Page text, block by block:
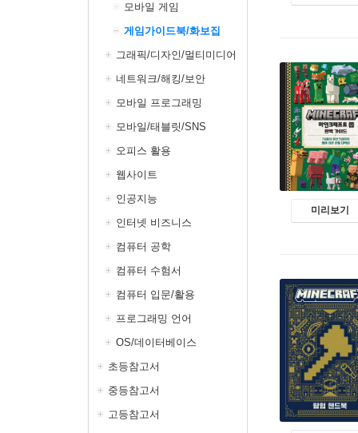
모바일 게임
게임가이드북/화보집
그래픽/디자인/멀티미디어
네트워크/해킹/보안
모바일 프로그래밍
모바일/태블릿/SNS
오피스 활용
웹사이트
인공지능
인터넷 비즈니스
컴퓨터 공학
컴퓨터 수험서
컴퓨터 입문/활용
프로그래밍 언어
OS/데이터베이스
초등참고서
중등참고서
고등참고서
미리보기